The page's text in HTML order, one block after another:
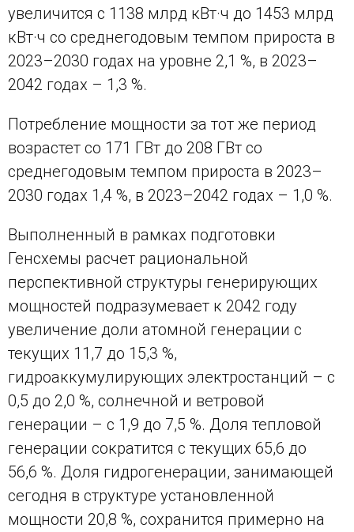
увеличится с 1138 млрд кВт·ч до 1453 млрд
кВт·ч со среднегодовым темпом прироста в
2023–2030 годах на уровне 2,1 %, в 2023–
2042 годах – 1,3 %.
Потребление мощности за тот же период
возрастет со 171 ГВт до 208 ГВт со
среднегодовым темпом прироста в 2023–
2030 годах 1,4 %, в 2023–2042 годах – 1,0 %.
Выполненный в рамках подготовки
Генсхемы расчет рациональной
перспективной структуры генерирующих
мощностей подразумевает к 2042 году
увеличение доли атомной генерации с
текущих 11,7 до 15,3 %,
гидроаккумулирующих электростанций – с
0,5 до 2,0 %, солнечной и ветровой
генерации – с 1,9 до 7,5 %. Доля тепловой
генерации сократится с текущих 65,6 до
56,6 %. Доля гидрогенерации, занимающей
сегодня в структуре установленной
мощности 20,8 %, сохранится примерно на